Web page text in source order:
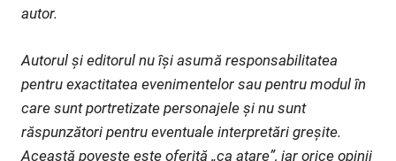
autor.
Autorul și editorul nu își asumă responsabilitatea
pentru exactitatea evenimentelor sau pentru modul în
care sunt portretizate personajele și nu sunt
răspunzători pentru eventuale interpretări greșite.
Această poveste este oferită „ca atare”, iar orice opinii